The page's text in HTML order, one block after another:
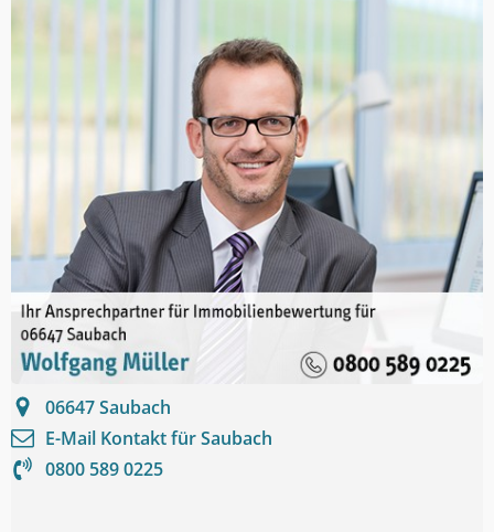
06647Saubach
E-Mail Kontakt fürSaubach
0800 589 0225